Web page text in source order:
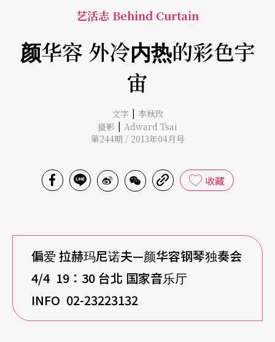
艺活志 Behind Curtain
颜华容 外冷内热的彩色宇
宙
文字 | 李秋玫
摄影 | Adward Tsai
第244期 / 2013年04月号
收藏
偏爱 拉赫玛尼诺夫—颜华容钢琴独奏会
4/4 19 ：30 台北 国家音乐厅
INFO 02-23223132